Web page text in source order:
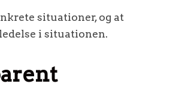
situationer, og at
i situationen.